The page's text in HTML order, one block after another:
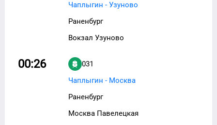
Чаплыгин - Узуново
Раненбург
Вокзал Узуново
00:26
031
Чаплыгин - Москва
Раненбург
Москва Павелецкая